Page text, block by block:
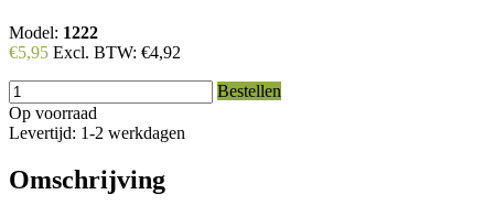
Model: 1222
€5,95 Excl. BTW: €4,92
Bestellen
Op voorraad
Levertijd: 1-2 werkdagen
Omschrijving